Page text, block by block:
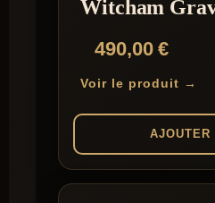
Witcham
490,00€
Voir le produit →
AJOUTER